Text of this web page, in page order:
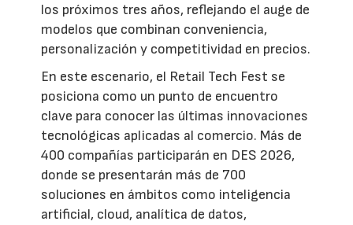
los próximos tres años, reflejando el auge de
modelos que combinan conveniencia,
personalización y competitividad en precios.
En este escenario, el Retail Tech Fest se
posiciona como un punto de encuentro
clave para conocer las últimas innovaciones
tecnológicas aplicadas al comercio. Más de
400 compañías participarán en DES 2026,
donde se presentarán más de 700
soluciones en ámbitos como inteligencia
artificial, cloud, analítica de datos,